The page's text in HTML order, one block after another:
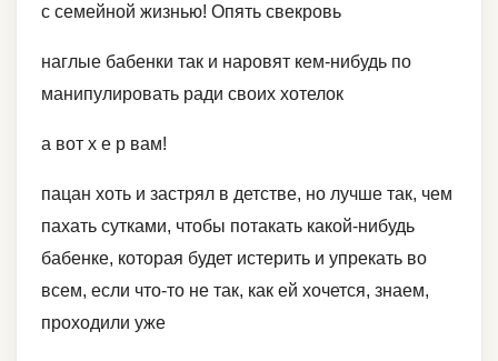
c семейной жизнью! Опять свекровь
наглые бабенки так и наровят кем-нибудь по
манипулировать ради своих хотелок
а вот х е р вам!
пацан хоть и застрял в детстве, но лучше так, чем
пахать сутками, чтобы потакать какой-нибудь
бабенке, которая будет истерить и упрекать во
всем, если что-то не так, как ей хочется, знаем,
проходили уже